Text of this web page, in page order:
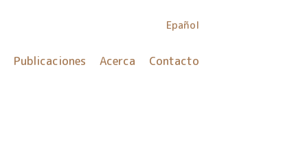
Epañol
Publicaciones Acerca Contacto